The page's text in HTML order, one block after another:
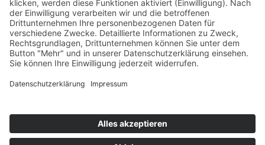
Alle Ergebnisse:
Nennungsliste
Ergebnis Rennen
Impressum
Jahrbuch